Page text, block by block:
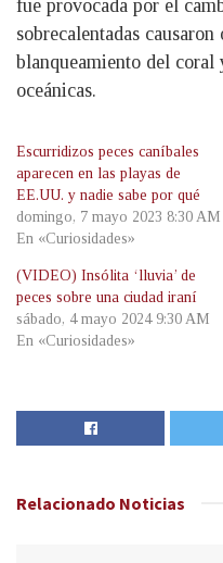
fue provocada por el
sobrecalentadas
blanqueamiento del coral
oceánicas.
Escurridizos peces caníbales
aparecen en las playas de
EE.UU. y nadie sabe por qué
domingo, 7 mayo 2023 8:30 AM
En «Curiosidades»
(VIDEO) Insólita ‘lluvia’ de
peces sobre una ciudad iraní
sábado, 4 mayo 2024 9:30 AM
En «Curiosidades»
Relacionado Noticias